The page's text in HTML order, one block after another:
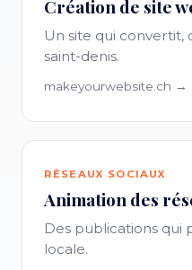
Création de site
Un site qui convertit,
saint-denis.
makeyourwebsite.ch →
RÉSEAUX SOCIAUX
Animation des
Des publications qui
locale.